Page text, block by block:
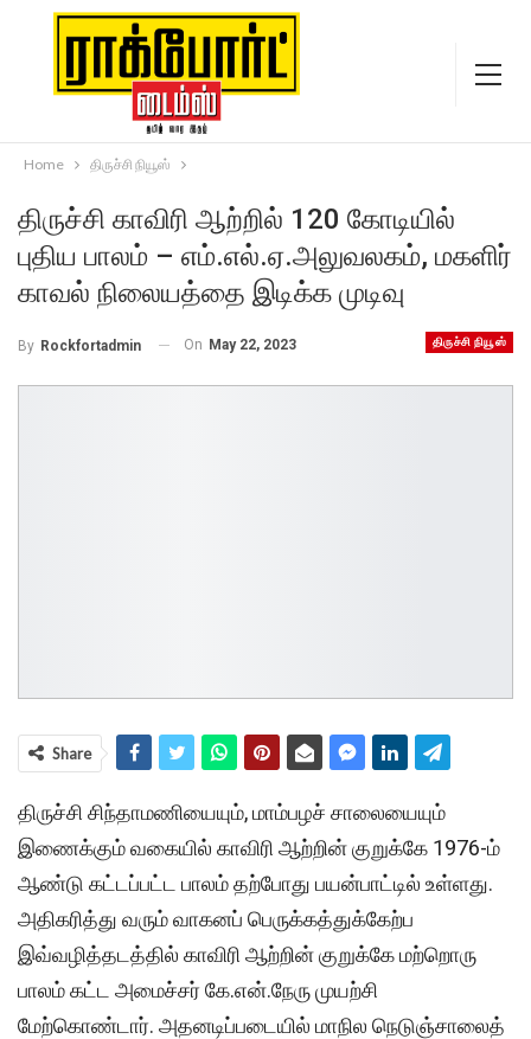
Home திருச்சி நியூஸ்
திருச்சி காவிரி ஆற்றில் 120 கோடியில்
புதிய பாலம் – எம்.எல்.ஏ.அலுவலகம், மகளிர்
காவல் நிலையத்தை இடிக்க முடிவு
திருச்சி நியூஸ்
By Rockfortadmin On May 22, 2023
Share
திருச்சி சிந்தாமணியையும், மாம்பழச் சாலையையும்
இணைக்கும் வகையில் காவிரி ஆற்றின் குறுக்கே 1976-ம்
ஆண்டு கட்டப்பட்ட பாலம் தற்போது பயன்பாட்டில் உள்ளது.
அதிகரித்து வரும் வாகனப் பெருக்கத்துக்கேற்ப
இவ்வழித்தடத்தில் காவிரி ஆற்றின் குறுக்கே மற்றொரு
பாலம் கட்ட அமைச்சர் கே.என்.நேரு முயற்சி
மேற்கொண்டார். அதனடிப்படையில் மாநில நெடுஞ்சாலைத்